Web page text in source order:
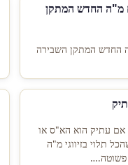
מ"ה החדש המתקן
עתיק אם עתיק הוא הא"ס או
תלוי בזיווגי מ"ה
פשוטה.…